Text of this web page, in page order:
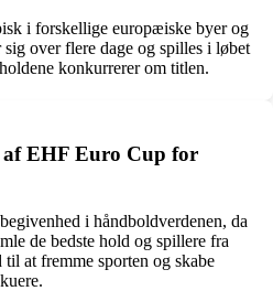
i forskellige europæiske byer og
over flere dage og spilles i løbet
konkurrerer om titlen.
EHF Euro Cup for
i håndboldverdenen, da
de bedste hold og spillere fra
at fremme sporten og skabe